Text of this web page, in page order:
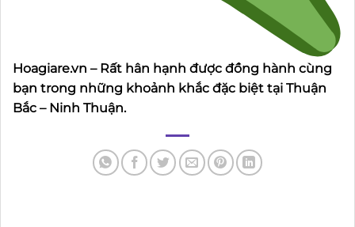
Hoagiare.vn – Rất hân hạnh được đồng hành cùng
bạn trong những khoảnh khắc đặc biệt tại Thuận
Bắc – Ninh Thuận.